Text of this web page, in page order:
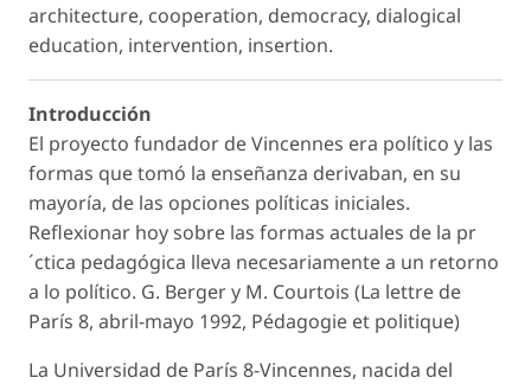
architecture, cooperation, democracy, dialogical
education, intervention, insertion.
Introducción
El proyecto fundador de Vincennes era político y las
formas que tomó la enseñanza derivaban, en su
mayoría, de las opciones políticas iniciales.
Reflexionar hoy sobre las formas actuales de la pr
´ctica pedagógica lleva necesariamente a un retorno
a lo político. G. Berger y M. Courtois (La lettre de
París 8, abril-mayo 1992, Pédagogie et politique)
La Universidad de París 8-Vincennes, nacida del